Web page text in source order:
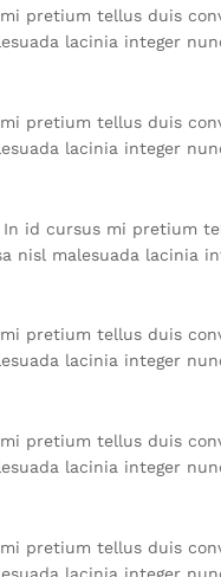
pretium tellus duis
lacinia integer
pretium tellus duis
lacinia integer
id cursus mi pretium
nisl malesuada lacinia
pretium tellus duis
lacinia integer
pretium tellus duis
lacinia integer
pretium tellus duis